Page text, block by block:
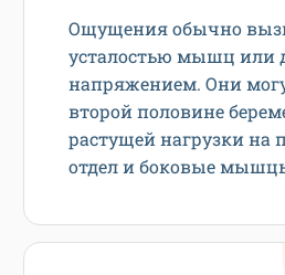
Ощущения обычно
усталостью мышц или
напряжением. Они
второй половине
растущей нагрузки на
отдел и боковые